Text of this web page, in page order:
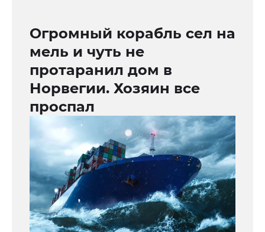
Огромный корабль сел на
мель и чуть не
протаранил дом в
Норвегии. Хозяин все
проспал